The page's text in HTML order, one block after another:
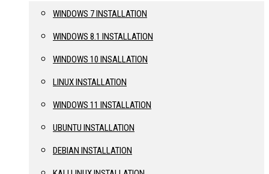
WINDOWS 7 INSTALLATION
WINDOWS 8.1 INSTALLATION
WINDOWS 10 INSALLATION
LINUX INSTALLATION
WINDOWS 11 INSTALLATION
UBUNTU INSTALLATION
DEBIAN INSTALLATION